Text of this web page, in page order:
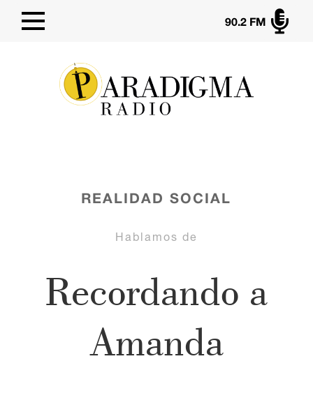

90.2 FM
REALIDAD SOCIAL
Hablamos de
Recordando a
Amanda